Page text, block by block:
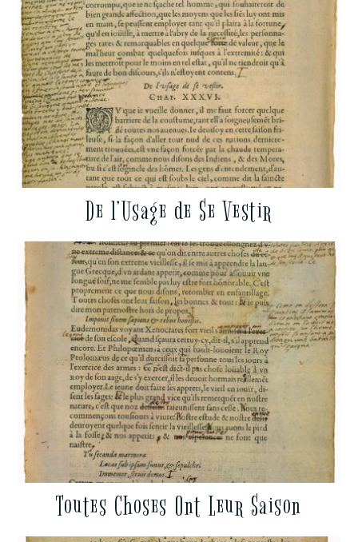
De l’Usage de Se Vestir
Toutes Choses Ont Leur Saison